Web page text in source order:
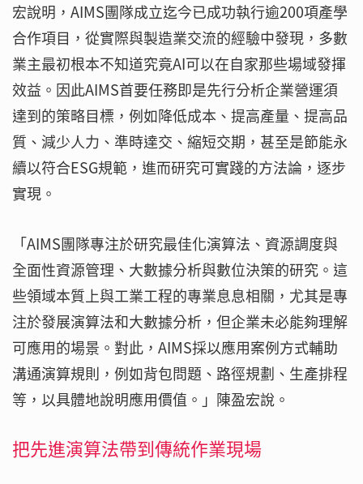
宏說明，AIMS團隊成立迄今已成功執行逾200項產學
合作項目，從實際與製造業交流的經驗中發現，多數
業主最初根本不知道究竟AI可以在自家那些場域發揮
效益。因此AIMS首要任務即是先行分析企業營運須
達到的策略目標，例如降低成本、提高產量、提高品
質、減少人力、準時達交、縮短交期，甚至是節能永
續以符合ESG規範，進而研究可實踐的方法論，逐步
實現。
「AIMS團隊專注於研究最佳化演算法、資源調度與
全面性資源管理、大數據分析與數位決策的研究。這
些領域本質上與工業工程的專業息息相關，尤其是專
注於發展演算法和大數據分析，但企業未必能夠理解
可應用的場景。對此，AIMS採以應用案例方式輔助
溝通演算規則，例如背包問題、路徑規劃、生產排程
等，以具體地說明應用價值。」陳盈宏說。
把先進演算法帶到傳統作業現場